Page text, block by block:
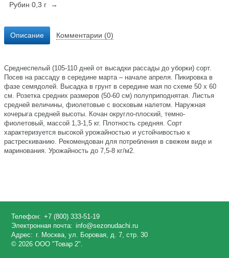
Рубин 0,3 г →
Описание Комментарии (0)
Среднеспелый (105-110 дней от высадки рассады до уборки) сорт.
Посев на рассаду в середине марта – начале апреля. Пикировка в
фазе семядолей. Высадка в грунт в середине мая по схеме 50 х 60
см. Розетка средних размеров (50-60 см) полуприподнятая. Листья
средней величины, фиолетовые с восковым налетом. Наружная
кочерыга средней высоты. Кочан округло-плоский, темно-
фиолетовый, массой 1,3-1,5 кг. Плотность средняя. Сорт
характеризуется высокой урожайностью и устойчивостью к
растрескиванию. Рекомендован для потребления в свежем виде и
маринования. Урожайность до 7,5-8 кг/м2.
Телефон: +7 (800) 333-51-19
Электронная почта: info@sezonudachi.ru
Адрес: г. Москва, ул. Боровая, д. 7, стр. 30
© 2026 ООО "Товар 2".